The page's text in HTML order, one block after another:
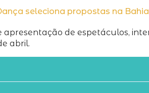
seleciona propostas na Bahia
apresentação de espetáculos,
abril.